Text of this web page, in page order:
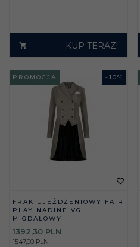
KUP TERAZ!
- 10%
PROMOCJA
FRAK UJEŻDŻENIOWY FAIR
PLAY NADINE VG
MIGDAŁOWY
1392,30 PLN
1547,00 PLN